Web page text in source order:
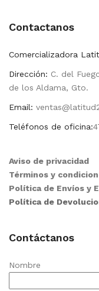
Contactanos
Comercializadora
Dirección: C. del
de los Aldama, Gto.
Email:
Teléfonos de oficina:
Aviso de privacidad
Términos y
Política de Envíos y
Política de
Contáctanos
Nombre